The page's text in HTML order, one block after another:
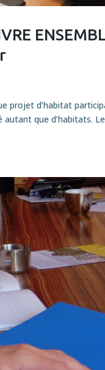
projet d’habitat
autant que d’habitats. Le